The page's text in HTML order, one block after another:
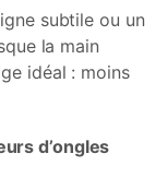
subtile ou un
la main
idéal : moins
d’ongles